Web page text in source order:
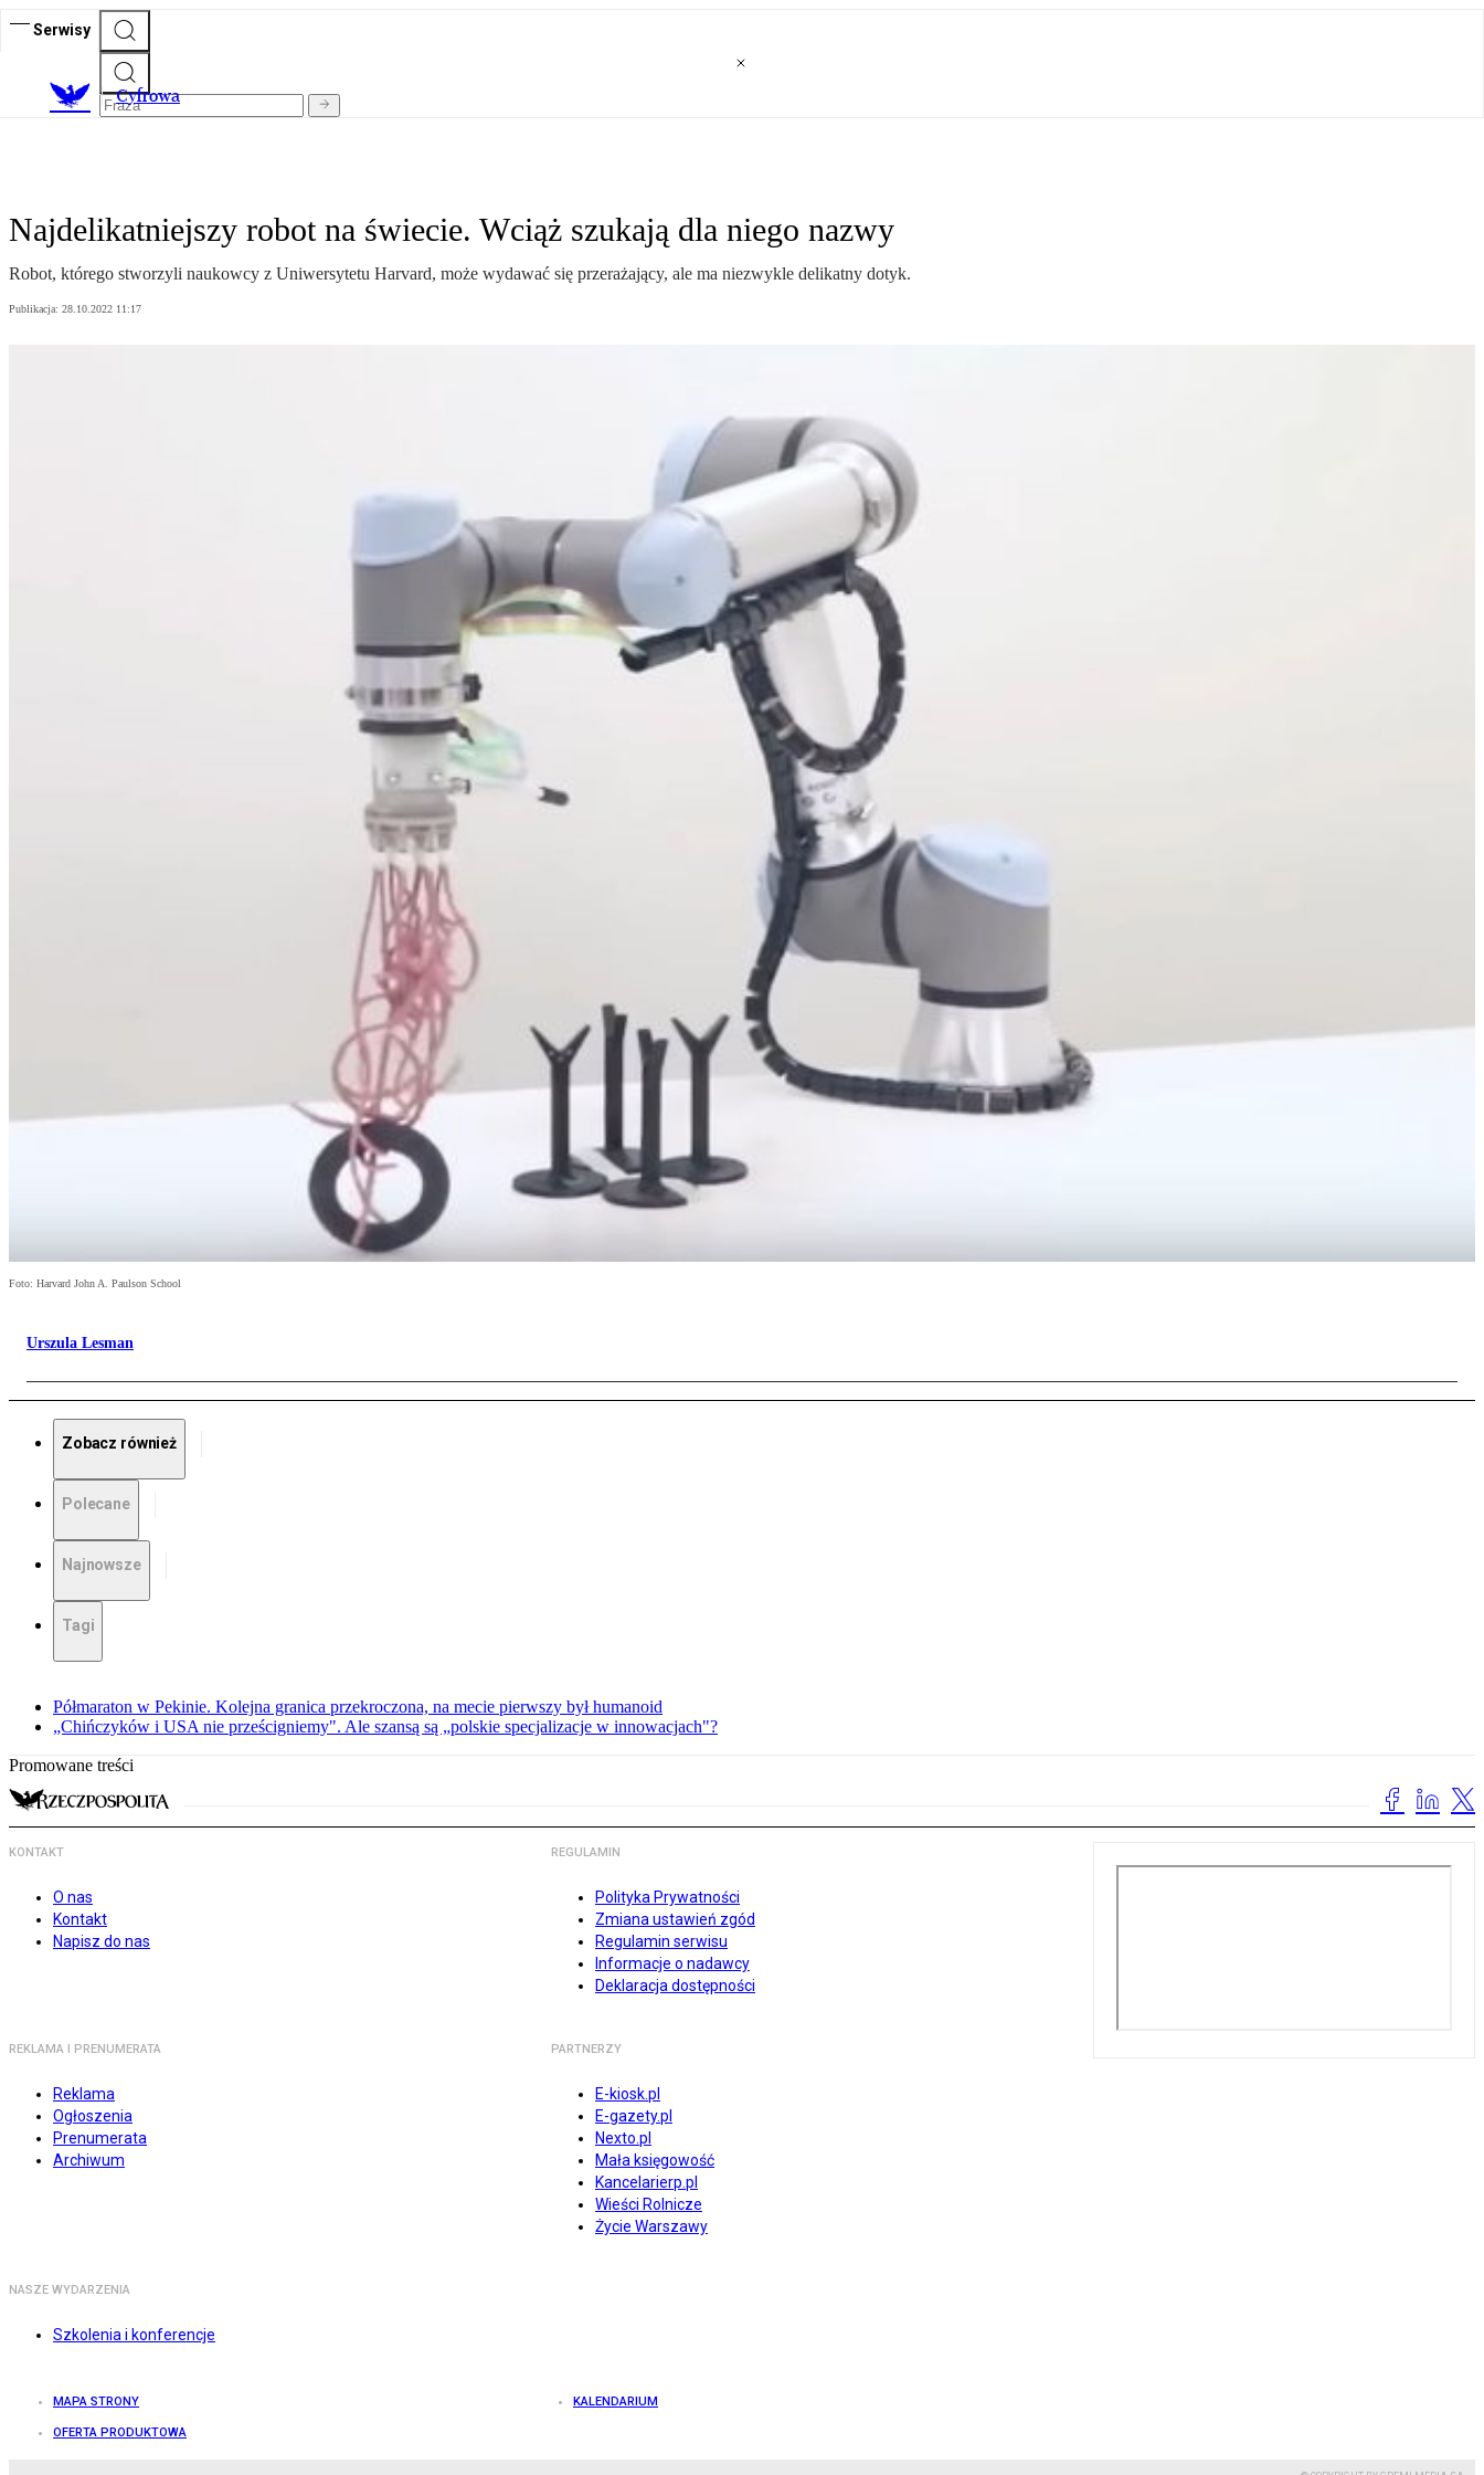
Serwisy
Cyfrowa
Najdelikatniejszy robot na świecie. Wciąż szukają dla niego nazwy
Robot, którego stworzyli naukowcy z Uniwersytetu Harvard, może wydawać się przerażający, ale ma niezwykle delikatny dotyk.
Publikacja: 28.10.2022 11:17
Foto: Harvard John A. Paulson School
Urszula Lesman
Zobacz również
Polecane
Najnowsze
Tagi
Półmaraton w Pekinie. Kolejna granica przekroczona, na mecie pierwszy był humanoid
„Chińczyków i USA nie prześcigniemy". Ale szansą są „polskie specjalizacje w innowacjach"?
Promowane treści
KONTAKT
O nas
Kontakt
Napisz do nas
REGULAMIN
Polityka Prywatności
Zmiana ustawień zgód
Regulamin serwisu
Informacje o nadawcy
Deklaracja dostępności
REKLAMA I PRENUMERATA
Reklama
Ogłoszenia
Prenumerata
Archiwum
PARTNERZY
E-kiosk.pl
E-gazety.pl
Nexto.pl
Mała księgowość
Kancelarierp.pl
Wieści Rolnicze
Życie Warszawy
NASZE WYDARZENIA
Szkolenia i konferencje
MAPA STRONY KALENDARIUM
OFERTA PRODUKTOWA